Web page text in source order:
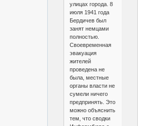
улицах города. 8
июля 1941 года
Бердичев был
занят немцами
полностью.
Своевременная
эвакуация
жителей
проведена не
была, местные
органы власти не
сумели ничего
предпринять. Это
можно объяснить
тем, что сводки